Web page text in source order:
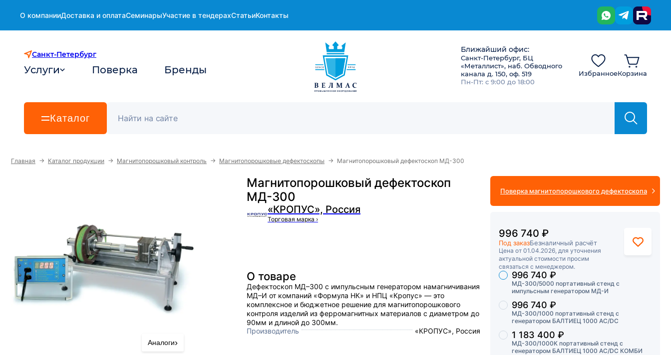
О компанииДоставка и оплатаСеминарыУчастие в тендерахСтатьиКонтакты
Санкт-Петербург
Услуги Поверка Бренды
Ближайший офис:
Санкт-Петербург, БЦ
«Металлист», наб. Обводного
канала д. 150, оф. 519
Пн-Пт: с 9:00 до 18:00
ИзбранноеКорзина
Каталог
Главная → Каталог продукции → Магнитопорошковый контроль → Магнитопорошковые дефектоскопы → Магнитопорошковый дефектоскоп МД-300
Магнитопорошковый дефектоскоп
МД-300
«КРОПУС», Россия
Торговая марка ›
Аналоги›
О товаре
Дефектоскоп МД–300 с импульсным генератором намагничивания
МД–И от компаний «Формула НК» и НПЦ «Кропус» — это
комплексное и бюджетное решение для магнитопорошкового
контроля изделий из ферромагнитных материалов с диаметром до
90мм и длиной до 300мм.
Производитель
«КРОПУС», Россия
Поверка магнитопорошкового дефектоскопа
996 740 ₽
Под заказБезналичный расчёт
Цена от 01.04.2026, для уточнения
актуальной стоимости просим
связаться с менеджером.
Торговые предложения
МД-300/5000 портативный стенд с
импульсным генератором МД-И
996 740 ₽
МД-300/1000 портативный стенд с
генератором БАЛТИЕЦ 1000 АС/DC
996 740 ₽
МД-300/1000К портативный стенд с
генератором БАЛТИЕЦ 1000 АС/DC КОМБИ
1 183 400 ₽